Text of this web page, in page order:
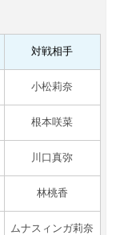
対戦相手
小松莉奈
根本咲菜
川口真弥
林桃香
ムナスィンガ莉奈